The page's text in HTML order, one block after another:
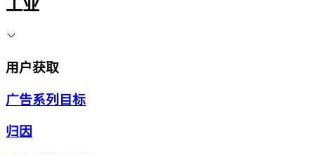
工业
用户获取
广告系列目标
归因